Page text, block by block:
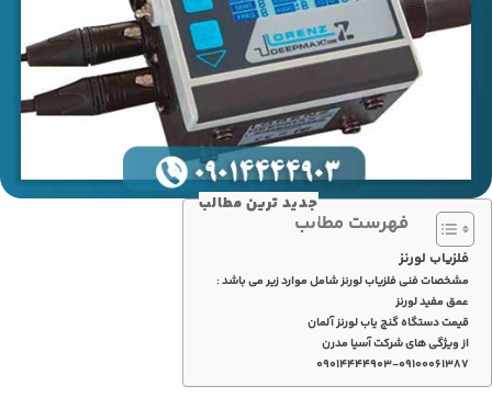
جدید ترین مطالب
فهرست مطالب
فلزیاب لورنز
مشخصات فنی فلزیاب لورنز شامل موارد زیر می باشد :
عمق مفید لورنز
قیمت دستگاه گنج یاب لورنز آلمان
از ویژگی های شرکت آسیا مدرن
۰۹۰۱۴۴۴۴۹۰۳-۰۹۱۰۰۰۶۱۳۸۷